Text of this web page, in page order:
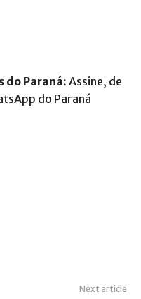
do Paraná: Assine, de
do Paraná
Next article